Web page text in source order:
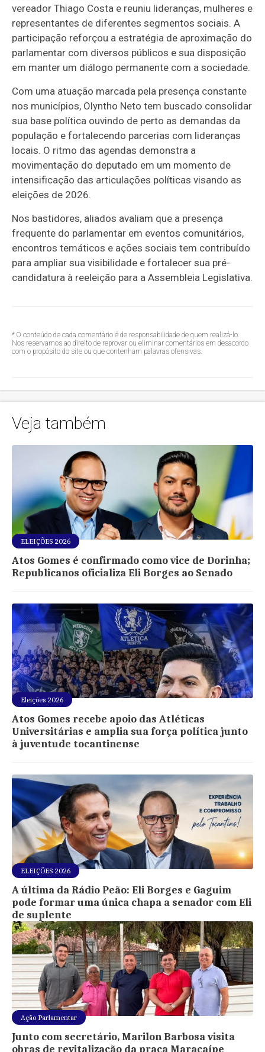
vereadorThiago Costa e reuniu lideranças, mulheres e
representantes de diferentes segmentos sociais. A
participação reforçou a estratégia de aproximação do
parlamentar com diversos públicos e sua disposição
em manter um diálogo permanente com a sociedade.
Com uma atuação marcada pela presença constante
nos municípios, Olyntho Neto tem buscado consolidar
sua base política ouvindo de perto as demandas da
população e fortalecendo parcerias com lideranças
locais. O ritmo das agendas demonstra a
movimentação do deputado em um momento de
intensificação das articulações políticas visando as
eleições de 2026.
Nos bastidores, aliados avaliam que a presença
frequente do parlamentar em eventos comunitários,
encontros temáticos e ações sociais tem contribuído
para ampliar sua visibilidade e fortalecer sua pré-
candidatura à reeleição para a Assembleia Legislativa.
* O conteúdo de cada comentário é de responsabilidade de quem realizá-lo.
Nos reservamos ao direito de reprovar ou eliminar comentários em desacordo
com o propósito do site ou que contenham palavras ofensivas.
Veja também
ELEIÇÕES 2026
Atos Gomes é confirmado como vice de Dorinha;
Republicanos oficializa Eli Borges ao Senado
Eleições 2026
Atos Gomes recebe apoio das Atléticas
Universitárias e amplia sua força política junto
à juventude tocantinense
ELEIÇÕES 2026
A última da Rádio Peão: Eli Borges e Gaguim
pode formar uma única chapa a senador com Eli
de suplente
Ação Parlamentar
Junto com secretário, Marilon Barbosa visita
obras de revitalização da praça Maracaípe